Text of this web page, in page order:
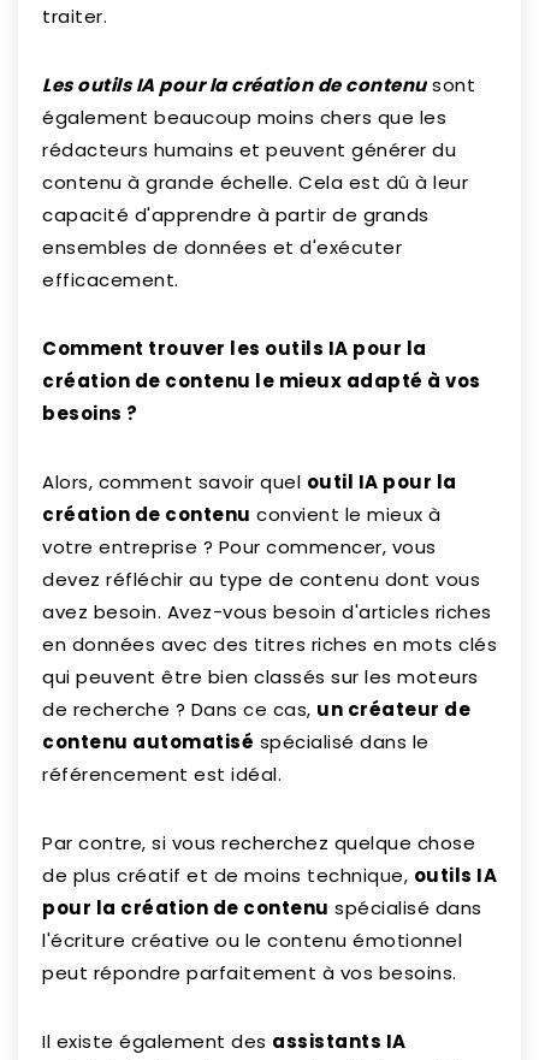
traiter.
Lesoutils IA pour la création de contenusont
également beaucoup moins chers que les
rédacteurs humains et peuvent générer du
contenu à grande échelle. Cela est dû à leur
capacité d'apprendre à partir de grands
ensembles de données et d'exécuter
efficacement.
Comment trouver les outils IA pour la
création de contenu le mieux adapté à vos
besoins ?
Alors, comment savoir quel outil IA pour la
création de contenu convient le mieux à
votre entreprise ? Pour commencer, vous
devez réfléchir au type de contenu dont vous
avez besoin. Avez-vous besoin d'articles riches
en données avec des titres riches en mots clés
qui peuvent être bien classés sur les moteurs
de recherche ? Dans ce cas, un créateur de
contenu automatisé spécialisé dans le
référencement est idéal.
Par contre, si vous recherchez quelque chose
de plus créatif et de moins technique, outils IA
pour la création de contenu spécialisé dans
l'écriture créative ou le contenu émotionnel
peut répondre parfaitement à vos besoins.
Il existe également des assistants IA